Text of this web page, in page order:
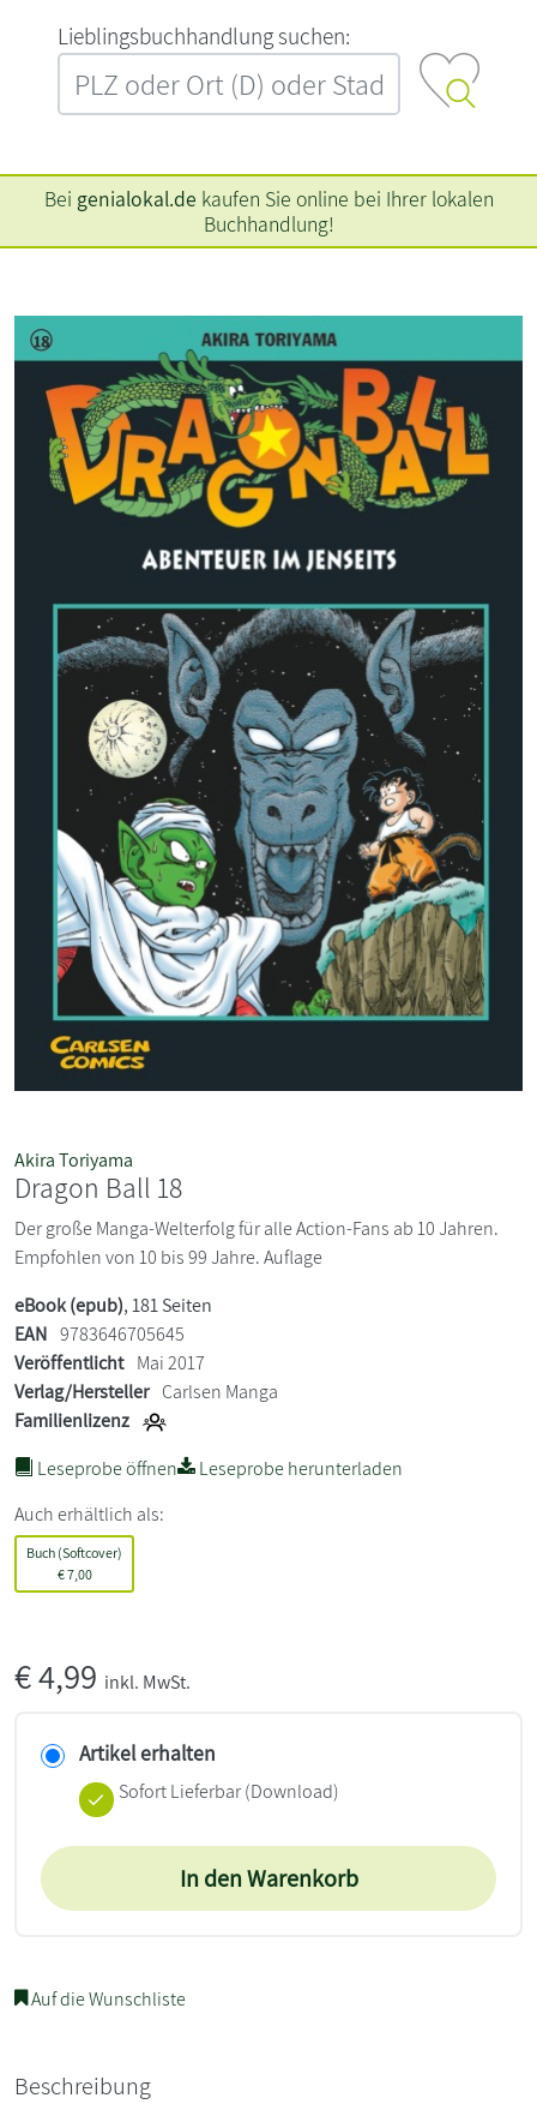
L‍i‍e‍b‍l‍i‍n‍g‍s‍b‍u‍c‍h‍h‍a‍n‍d‍l‍u‍n‍g‍ ‍s‍u‍c‍h‍e‍n‍:‍
Bei genialokal.de kaufen Sie online bei Ihrer lokalen
Buchhandlung!
Akira Toriyama
Dragon Ball 18
Der große Manga-Welterfolg für alle Action-Fans ab 10 Jahren.
Empfohlen von 10 bis 99 Jahre. Auflage
eBook (epub), 181 Seiten
EAN 9783646705645
Veröffentlicht Mai 2017
Verlag/Hersteller Carlsen Manga
Familienlizenz
Leseprobe öffnen
Leseprobe herunterladen
Auch erhältlich als:
Buch (Softcover)
€7,00
€4,99 inkl. MwSt.
Artikel erhalten
Sofort Lieferbar (Download)
In den Warenkorb
Auf die Wunschliste
Beschreibung